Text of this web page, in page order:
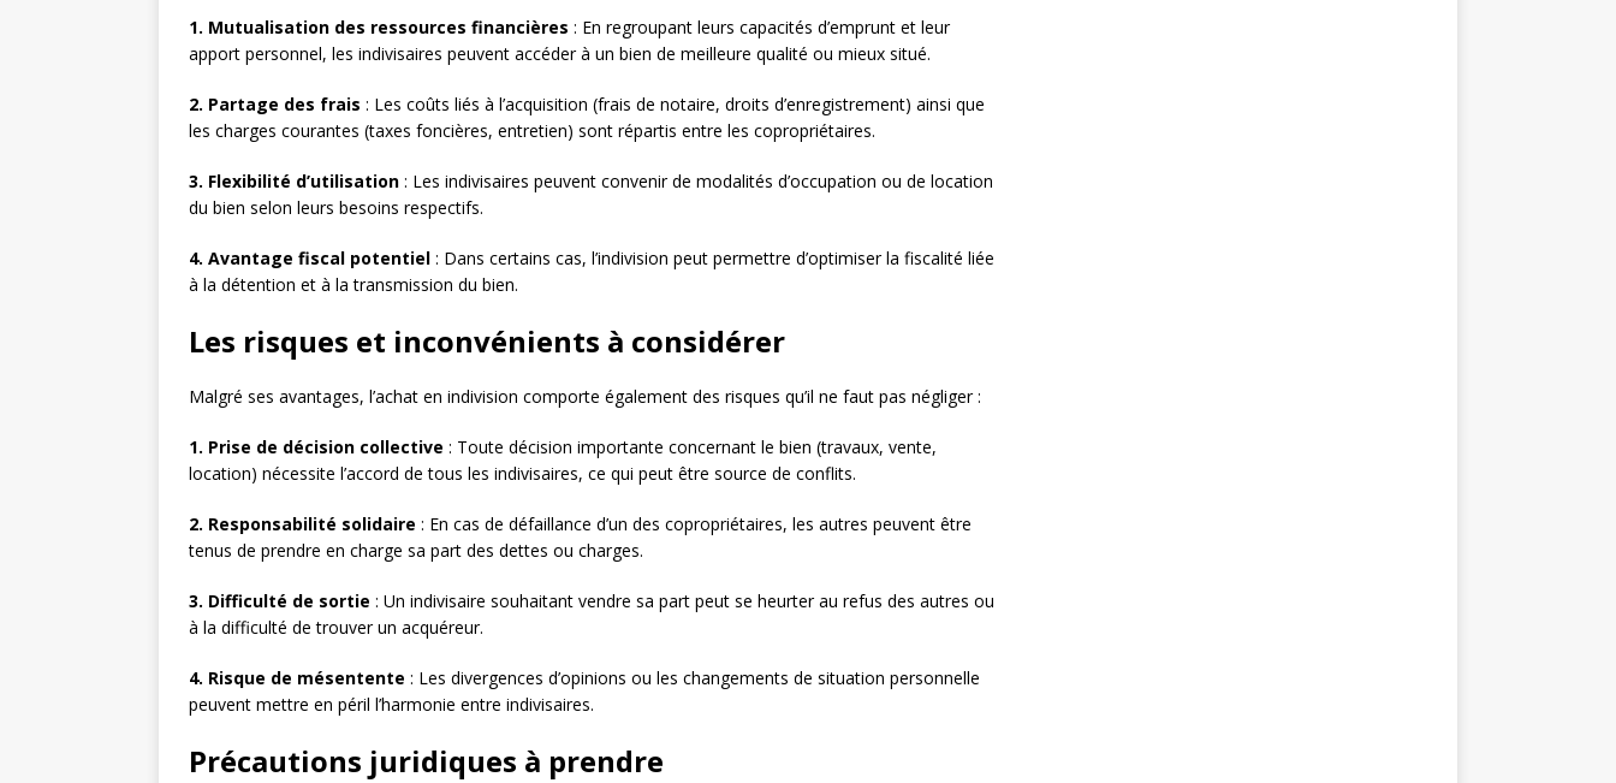
1. Mutualisation des ressources financières : En regroupant leurs capacités d’emprunt et leur
apport personnel, les indivisaires peuvent accéder à un bien de meilleure qualité ou mieux situé.
2. Partage des frais : Les coûts liés à l’acquisition (frais de notaire, droits d’enregistrement) ainsi que
les charges courantes (taxes foncières, entretien) sont répartis entre les copropriétaires.
3. Flexibilité d’utilisation : Les indivisaires peuvent convenir de modalités d’occupation ou de location
du bien selon leurs besoins respectifs.
4. Avantage fiscal potentiel : Dans certains cas, l’indivision peut permettre d’optimiser la fiscalité liée
à la détention et à la transmission du bien.
Les risques et inconvénients à considérer
Malgré ses avantages, l’achat en indivision comporte également des risques qu’il ne faut pas négliger :
1. Prise de décision collective : Toute décision importante concernant le bien (travaux, vente,
location) nécessite l’accord de tous les indivisaires, ce qui peut être source de conflits.
2. Responsabilité solidaire : En cas de défaillance d’un des copropriétaires, les autres peuvent être
tenus de prendre en charge sa part des dettes ou charges.
3. Difficulté de sortie : Un indivisaire souhaitant vendre sa part peut se heurter au refus des autres ou
à la difficulté de trouver un acquéreur.
4. Risque de mésentente : Les divergences d’opinions ou les changements de situation personnelle
peuvent mettre en péril l’harmonie entre indivisaires.
Précautions juridiques à prendre